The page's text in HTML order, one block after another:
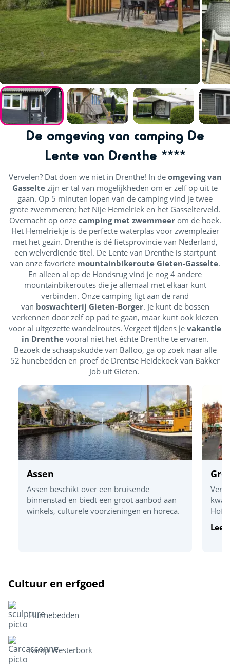
De omgeving van camping De
Lente van Drenthe ****
Vervelen? Dat doen we niet in Drenthe! In de omgeving van
Gasselte zijn er tal van mogelijkheden om er zelf op uit te
gaan. Op 5 minuten lopen van de camping vind je twee
grote zwemmeren; het Nije Hemelriek en het Gasselterveld.
Overnacht op onze camping met zwemmeerom de hoek.
Het Hemelriekje is de perfecte waterplas voor zwemplezier
met het gezin. Drenthe is dé fietsprovincie van Nederland,
een welverdiende titel. De Lente van Drenthe is startpunt
van onze favoriete mountainbikeroute Gieten-Gasselte.
En alleen al op de Hondsrug vind je nog 4 andere
mountainbikeroutes die je allemaal met elkaar kunt
verbinden. Onze camping ligt aan de rand
van boswachterij Gieten-Borger. Je kunt de bossen
verkennen door zelf op pad te gaan, maar kunt ook kiezen
voor al uitgezette wandelroutes. Vergeet tijdens je vakantie
in Drenthevooral niet het échte Drenthe te ervaren.
Bezoek de schaapskudde van Balloo, ga op zoek naar alle
52 hunebedden en proef de Drentse Heidekoek van Bakker
Job uit Gieten.
Assen
Assen beschikt over een bruisende
binnenstad en biedt een groot aanbod aan
winkels, culturele voorzieningen en horeca.
Cultuur en erfgoed
Hunnebedden
Kamp Westerbork